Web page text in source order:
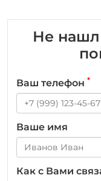
Не
Ваш телефон *
Ваше имя
Как с Вами